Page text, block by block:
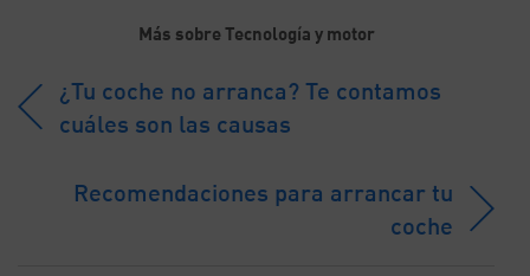
Más sobre Tecnología y motor
¿Tu coche no arranca? Te contamos
cuáles son las causas
Recomendaciones para arrancar tu
coche